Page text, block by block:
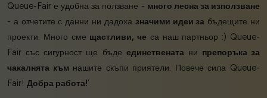
Queue-Fair е удобна за ползване - много лесна за използване
- а отчетите с данни ни дадоха значими идеи за бъдещите ни
проекти. Много сме щастливи, че са наш партньор :) Queue-
Fair със сигурност ще бъде единственатани препоръка за
чакалнята къмнашите скъпи приятели. Повече сила Queue-
Fair! Добра работа!’